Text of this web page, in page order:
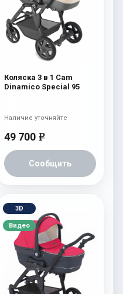
Коляска 3 в 1 Cam
Dinamico Special 95
49 700 e
Сообщить
Наличие уточняйте
3D
Видео